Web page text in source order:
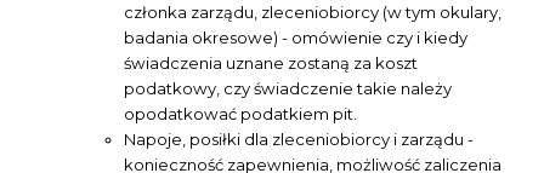
członka zarządu, zleceniobiorcy (w tym okulary,
badania okresowe) - omówienie czy i kiedy
świadczenia uznane zostaną za koszt
podatkowy, czy świadczenie takie należy
opodatkować podatkiem pit.
Napoje, posiłki dla zleceniobiorcy i zarządu -
konieczność zapewnienia, możliwość zaliczenia